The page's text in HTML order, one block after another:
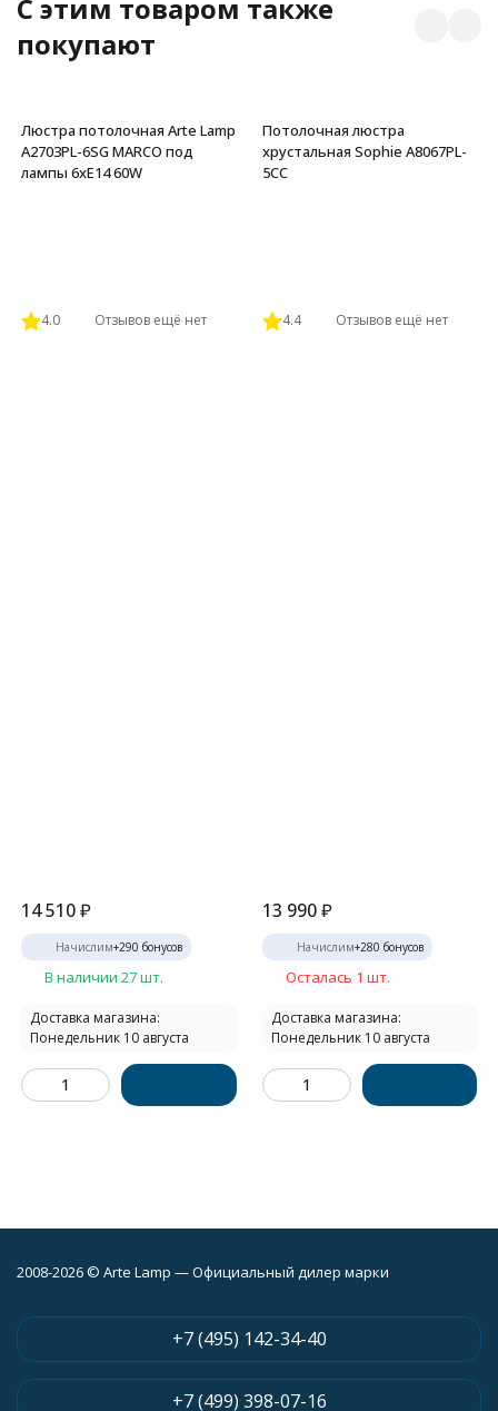
C этим товаром также
покупают
Люстра потолочная Arte Lamp
A2703PL-6SG MARCO под
лампы 6xE14 60W
4.0 Отзывов ещё нет
14 510₽
Начислим+290 бонусов
В наличии 27 шт.
Доставка магазина:
Понедельник 10 августа
Потолочная люстра
хрустальная Sophie A8067PL-
5CC
4.4 Отзывов ещё нет
13 990 ₽
Начислим+280 бонусов
Осталась 1 шт.
Доставка магазина:
Понедельник 10 августа
2008-2026 © Arte Lamp — Официальный дилер марки
+7 (495) 142-34-40
+7 (499) 398-07-16